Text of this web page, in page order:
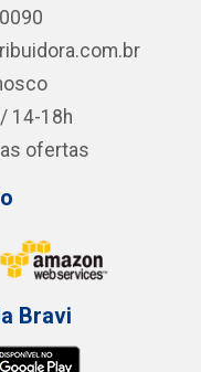
14-18h
ofertas
Bravi